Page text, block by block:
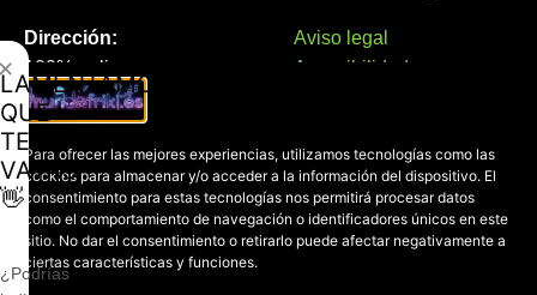
Para ofrecer las mejores experiencias, utilizamos tecnologías como las
cookies para almacenar y/o acceder a la información del dispositivo. El
consentimiento para estas tecnologías nos permitirá procesar datos
como el comportamiento de navegación o identificadores únicos en este
sitio. No dar el consentimiento o retirarlo puede afectar negativamente a
ciertas características y funciones.
Dirección:
100% online
Manresa (08241), Barcelona
Chat Whatsapp (solo texto):
+34 689 800 662
Correo:
contacto@mundofriki.es
Aviso legal
Accesibilidad
Política de privacidad
LAMENTAMOS
QUE
TE
VAYAS
👋
¿Podrías